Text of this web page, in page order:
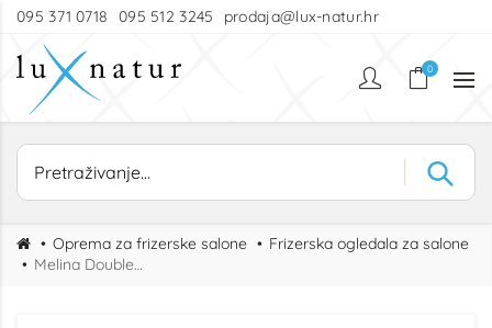
095 371 0718 095 512 3245 prodaja@lux-natur.hr
0
Oprema za frizerske salone
Frizerska ogledala za salone
Melina Double frizerska radna jedinica